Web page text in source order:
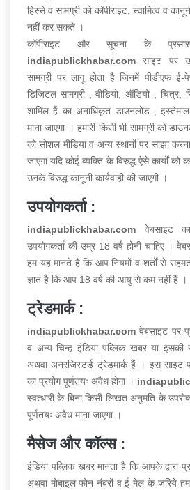
हिस्से व सामग्री को कॉपीराइट, स्वामित्व व
नहीं कर सकते ।
कॉपीराइट और सूचना के
indiapublickhabar.com साइट पर
सामग्री पर लागू होता है जिनमें पीडीएफ
डिजिटल सामग्री , वीडियो, ऑडियो , चित्र,
शामिल हैं का अनाधिकृत डाउनलोड ,
माना जाएगा । हमारी किसी भी सामग्री को
को सोशल मीडिया व अन्य स्थानों पर साझा
जाएगा यदि कोई व्यक्ति के विरुद्ध ऐसे कार्यों
उनके विरुद्ध कानूनी कार्यवाही की जाएगी ।
उपयोगकर्ता :
indiapublickhabar.com वेबसाइट
उपयोगकर्ता की उम्र 18 वर्ष होनी चाहिए ।
हम यह मानते हैं कि आप नियमों व शर्तों से
ज्ञात है कि आप 18 वर्ष की आयु से कम नहीं हैं ।
ट्रेडमार्क :
indiapublickhabar.com वेबसाइट पर
व अन्य चिन्ह इंडिया पब्लिक खबर या इसकी
अथवा अनरजिस्टर्ड ट्रेडमार्क हैं । इस साइट
का प्रयोग पूर्णतयः अवैध होगा ।
स्वत्धारी के बिना किसी लिखत अनुमति के
पूर्णतयः अवैध माना जाएगा ।
मैसेज और कॉल्स :
इंडिया पब्लिक खबर मानता है कि आपके द्वारा
अथवा मोबाइल फोन नंबरों व ई-मेल के जरिये